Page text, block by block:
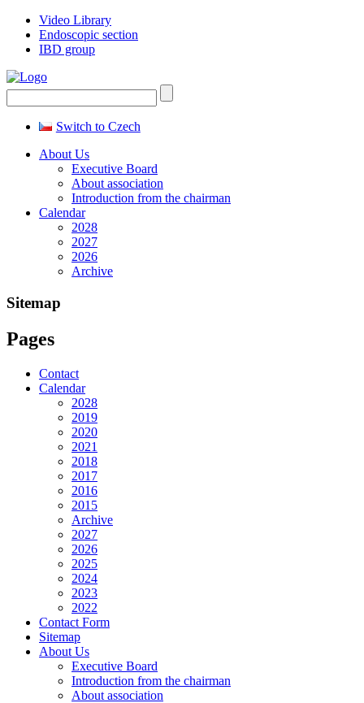
Video Library
Endoscopic section
IBD group
Switch to Czech
About Us
Executive Board
About association
Introduction from the chairman
Calendar
2028
2027
2026
Archive
Sitemap
Pages
Contact
Calendar
2028
2019
2020
2021
2018
2017
2016
2015
Archive
2027
2026
2025
2024
2023
2022
Contact Form
Sitemap
About Us
Executive Board
Introduction from the chairman
About association